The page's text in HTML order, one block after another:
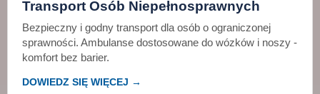
Transport Osób Niepełnosprawnych
Bezpieczny i godny transport dla osób o ograniczonej
sprawności. Ambulanse dostosowane do wózków i noszy -
komfort bez barier.
DOWIEDZ SIĘ WIĘCEJ →